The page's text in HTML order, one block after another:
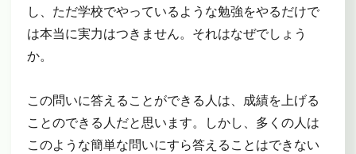
し、ただ学校でやっているような勉強をやるだけで
は本当に実力はつきません。それはなぜでしょう
か。
この問いに答えることができる人は、成績を上げる
ことのできる人だと思います。しかし、多くの人は
このような簡単な問いにすら答えることはできない